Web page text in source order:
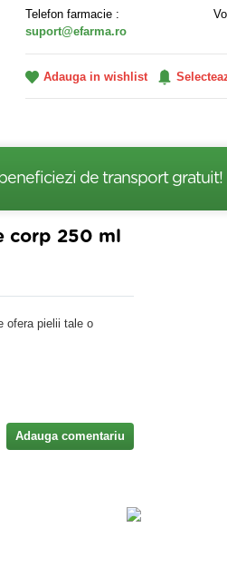
Telefon farmacie :
suport@efarma.ro
Adauga in wishlist
de transport gratuit!
corp 250 ml
ofera pielii tale o
Adauga comentariu